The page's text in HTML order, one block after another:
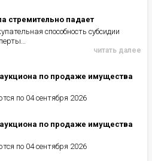
стремительно падает
способность субсидии
читать далее
по продаже имущества
по 04 сентября 2026
по продаже имущества
по 04 сентября 2026